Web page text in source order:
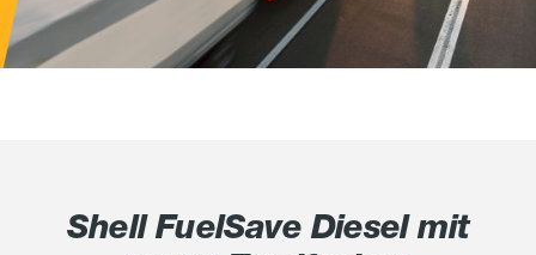
Shell FuelSave Diesel mit